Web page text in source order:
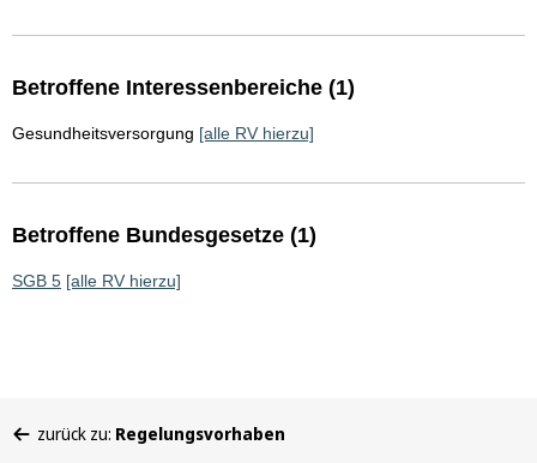
Betroffene Interessenbereiche (1)
Gesundheitsversorgung [alle RV hierzu]
Betroffene Bundesgesetze (1)
SGB 5 [alle RV hierzu]
befinden
zurück zu: Regelungsvorhaben